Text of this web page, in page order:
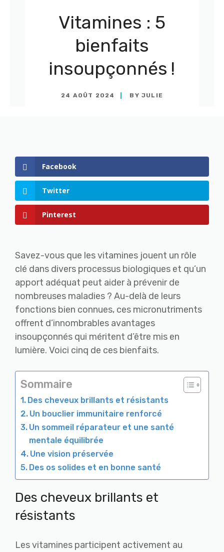
Vitamines : 5
bienfaits
insoupçonnés !
24 AOÛT 2024 BY JULIE
Facebook
Twitter
Pinterest
Savez-vous que les vitamines jouent un rôle
clé dans divers processus biologiques et qu’un
apport adéquat peut aider à prévenir de
nombreuses maladies ? Au-delà de leurs
fonctions bien connues, ces micronutriments
offrent d’innombrables avantages
insoupçonnés qui méritent d’être mis en
lumière. Voici cinq de ces bienfaits.
Sommaire
Des cheveux brillants et résistants
Un bouclier immunitaire renforcé
Un sommeil réparateur et une santé
mentale équilibrée
Une vision préservée
Des os solides et en bonne santé
Des cheveux brillants et
résistants
Les vitamines participent activement au